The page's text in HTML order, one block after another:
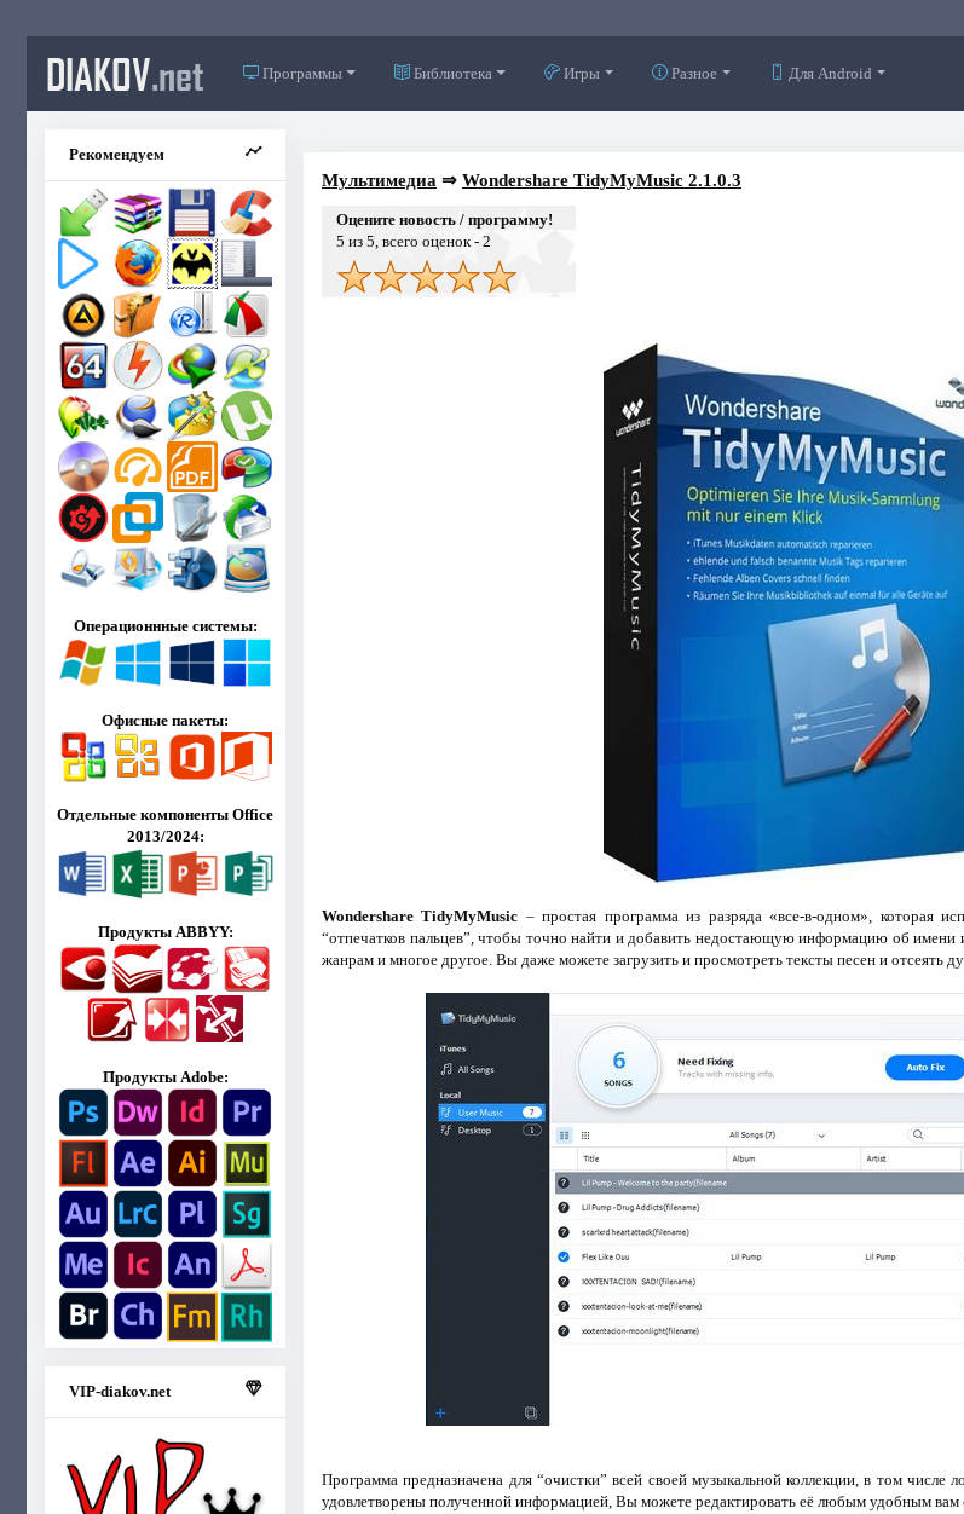
DIAKOV.net Программы Библиотека Игры Разное Для Android
Рекомендуем
Операционнные системы:
Офисные пакеты:
Отдельные компоненты Office
2013/2024:
Продукты ABBYY:
Продукты Adobe:
VIP-diakov.net
Мультимедиа ⇒ Wondershare TidyMyMusic 2.1.0.3
Оцените новость / программу!
5 из 5, всего оценок - 2
Wondershare TidyMyMusic – простая программа из разряда «все-в-одном», которая
“отпечатков пальцев”, чтобы точно найти и добавить недостающую информацию об имени
жанрам и многое другое. Вы даже можете загрузить и просмотреть тексты песен и отсеять
Программа предназначена для “очистки” всей своей музыкальной коллекции, в том
удовлетворены полученной информацией, Вы можете редактировать её любым удобным вам